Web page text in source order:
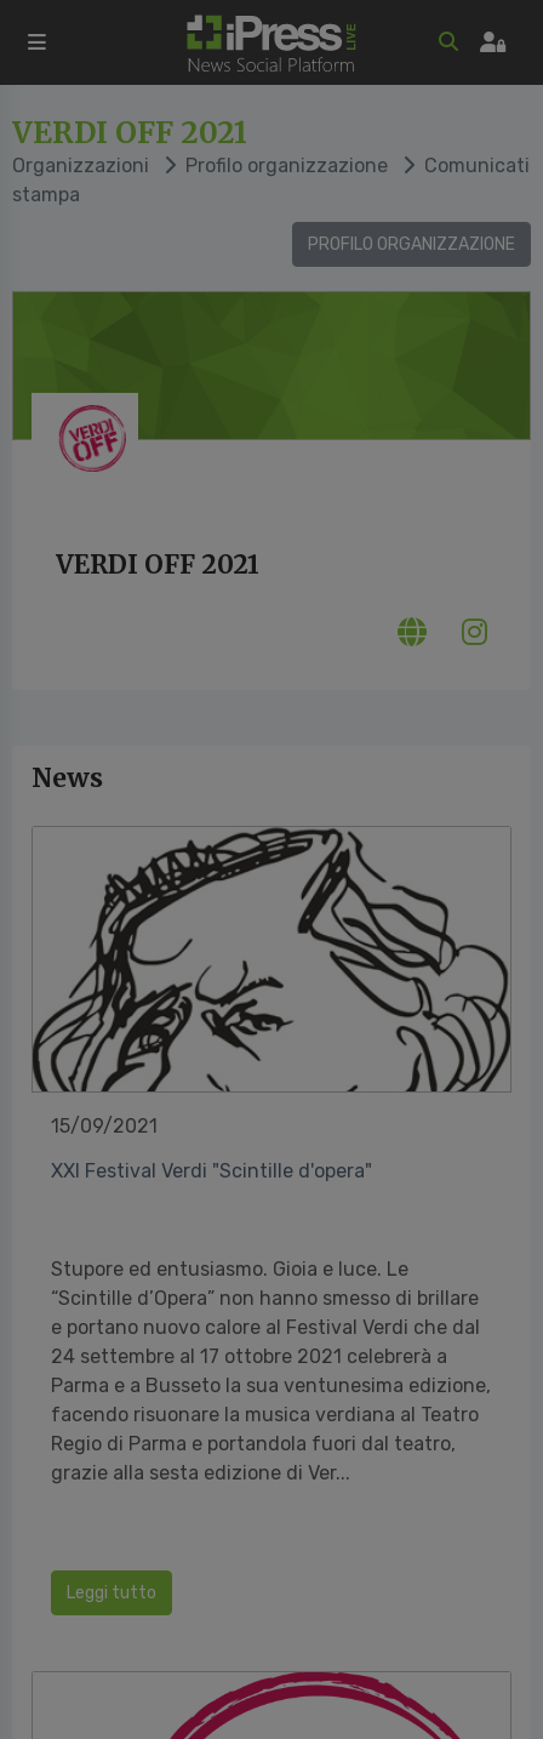
VERDI OFF 2021
Organizzazioni Profilo organizzazione
Comunicati
stampa
PROFILO ORGANIZZAZIONE
VERDI OFF 2021
News
15/09/2021
XXI Festival Verdi "Scintille d'opera"
Stupore ed entusiasmo. Gioia e luce. Le
“Scintille d’Opera” non hanno smesso di brillare
e portano nuovo calore al Festival Verdi che dal
24 settembre al 17 ottobre 2021 celebrerà a
Parma e a Busseto la sua ventunesima edizione,
facendo risuonare la musica verdiana al Teatro
Regio di Parma e portandola fuori dal teatro,
grazie alla sesta edizione di Ver...
Leggi tutto